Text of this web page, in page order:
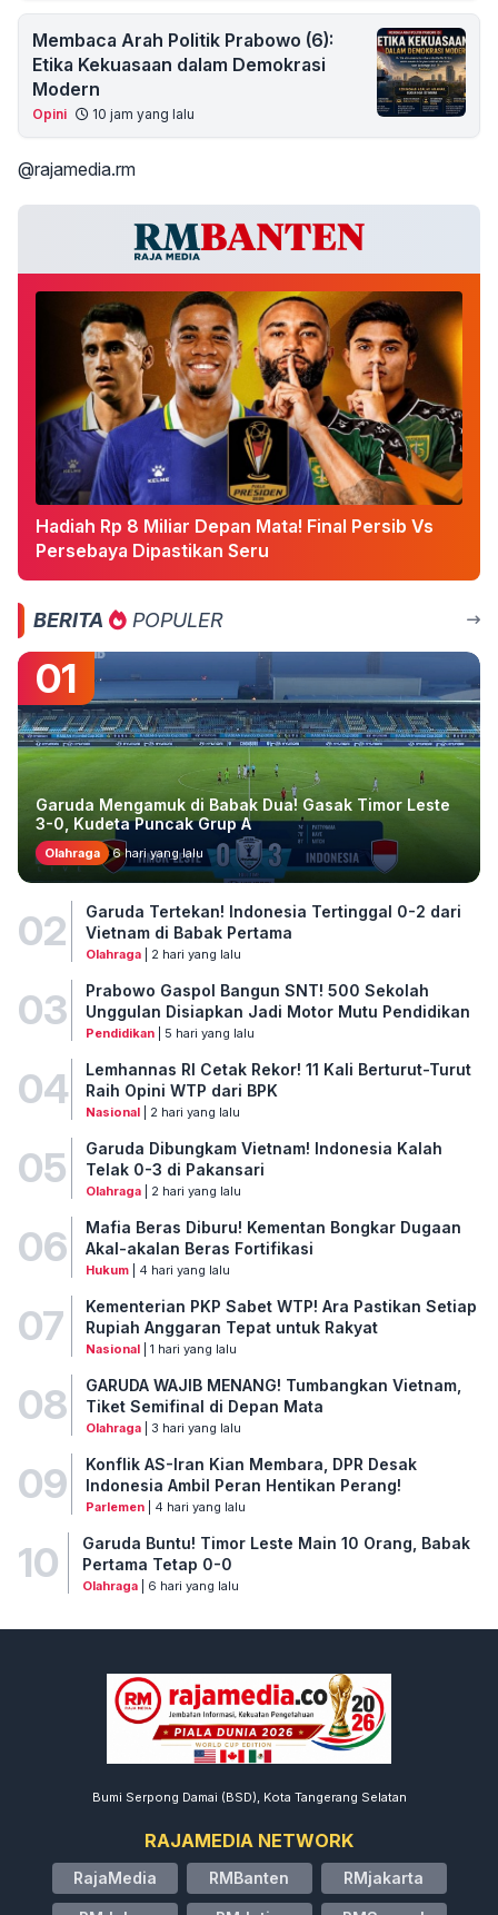
Membaca Arah Politik Prabowo (6):
Etika Kekuasaan dalam Demokrasi
Modern
Opini 10 jam yang lalu
@rajamedia.rm
Hadiah Rp 8 Miliar Depan Mata! Final Persib Vs
Persebaya Dipastikan Seru
BERITA POPULER
01
Garuda Mengamuk di Babak Dua! Gasak Timor Leste
3-0, Kudeta Puncak Grup A
Olahraga 6 hari yang lalu
02
Garuda Tertekan! Indonesia Tertinggal 0-2 dari
Vietnam di Babak Pertama
Olahraga| 2 hari yang lalu
03
Prabowo Gaspol Bangun SNT! 500 Sekolah
Unggulan Disiapkan Jadi Motor Mutu Pendidikan
Pendidikan| 5 hari yang lalu
04
Lemhannas RI Cetak Rekor! 11 Kali Berturut-Turut
Raih Opini WTP dari BPK
Nasional| 2 hari yang lalu
05
Garuda Dibungkam Vietnam! Indonesia Kalah
Telak 0-3 di Pakansari
Olahraga| 2 hari yang lalu
06
Mafia Beras Diburu! Kementan Bongkar Dugaan
Akal-akalan Beras Fortifikasi
Hukum| 4 hari yang lalu
07
Kementerian PKP Sabet WTP! Ara Pastikan Setiap
Rupiah Anggaran Tepat untuk Rakyat
Nasional| 1 hari yang lalu
08
GARUDA WAJIB MENANG! Tumbangkan Vietnam,
Tiket Semifinal di Depan Mata
Olahraga| 3 hari yang lalu
09
Konflik AS-Iran Kian Membara, DPR Desak
Indonesia Ambil Peran Hentikan Perang!
Parlemen| 4 hari yang lalu
10
Garuda Buntu! Timor Leste Main 10 Orang, Babak
Pertama Tetap 0-0
Olahraga| 6 hari yang lalu
Bumi Serpong Damai (BSD), Kota Tangerang Selatan
RAJAMEDIA NETWORK
RajaMedia RMBanten RMjakarta